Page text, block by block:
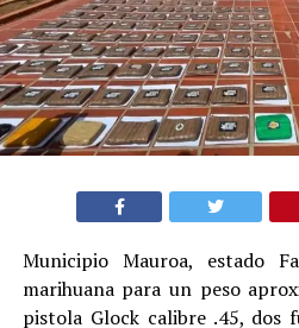
Municipio Mauroa, estado
marihuana para un peso
pistola Glock calibre .45, dos